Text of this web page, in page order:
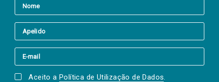
Aceito a Política de Utilização de Dados.